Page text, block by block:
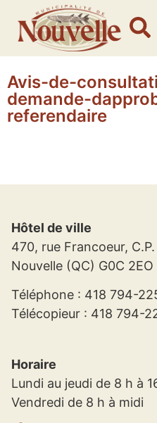
Avis-de-
demande-
referendaire
Hôtel de ville
470, rue Francoeur,
Nouvelle (QC) G0C 2EO
Téléphone : 418 794-
Télécopieur : 418 794-
Horaire
Lundi au jeudi de 8 h à
Vendredi de 8 h à midi